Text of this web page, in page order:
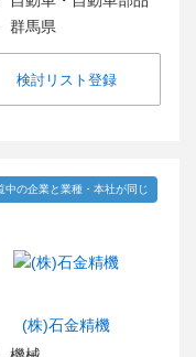
群馬県
検討リスト登録
(株)石金精機
中の企業と業種・本社が同じ